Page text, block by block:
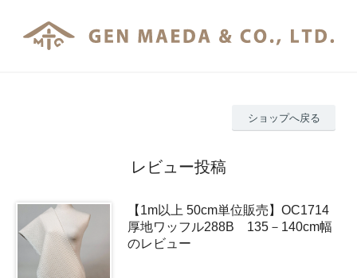
ショップへ戻る
レビュー投稿
【1m以上 50cm単位販売】OC1714
厚地ワッフル288B 135－140cm幅
のレビュー